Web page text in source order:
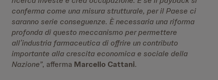
conferma come una misura strutturale, per il Paese ci
saranno serie conseguenze. È necessaria una riforma
profonda di questo meccanismo per permettere
all’industria farmaceutica di offrire un contributo
importante alla crescita economica e sociale della
Nazione”, afferma Marcello Cattani.